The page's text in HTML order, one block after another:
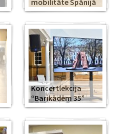
mobilitāte Spānijā
Koncertlekcija
“Barikādēm 35”